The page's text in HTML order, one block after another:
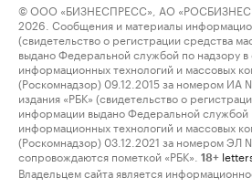
© ООО «БИЗНЕСПРЕСС», АО
2026. Сообщения и материалы
(свидетельство о регистрации средства
выдано Федеральной службой по надзору в
информационных технологий и массовых
(Роскомнадзор) 09.12.2015 за номером ИА
издания «РБК» (свидетельство о
информации выдано Федеральной службой
информационных технологий и массовых
(Роскомнадзор) 03.12.2021 за номером
сопровождаются пометкой «РБК».
18+
Владельцем сайта является